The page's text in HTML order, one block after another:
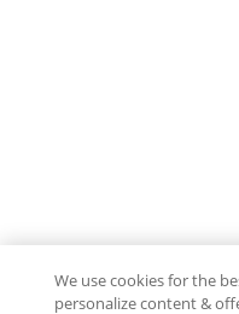
We use cookies for the
personalize content &